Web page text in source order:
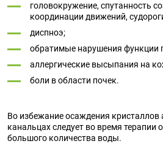
головокружение, спутанность
координации движений,
диспноэ;
обратимые нарушения функции
аллергические высыпания на
боли в области почек.
Во избежание осаждения
канальцах следует во время терапии
большого количества воды.